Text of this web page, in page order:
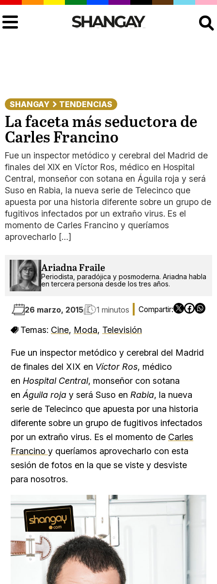
SHANGAY TENDENCIAS
La faceta más seductora de
Carles Francino
Fue un inspector metódico y cerebral del Madrid de
finales del XIX en Víctor Ros, médico en Hospital
Central, monseñor con sotana en Águila roja y será
Suso en Rabia, la nueva serie de Telecinco que
apuesta por una historia diferente sobre un grupo de
fugitivos infectados por un extraño virus. Es el
momento de Carles Francino y queríamos
aprovecharlo […]
Ariadna Fraile
Periodista, paradójica y posmoderna. Ariadna habla
en tercera persona desde los tres años.
26 marzo, 2015 1 minutos
Temas: Cine, Moda, Televisión
Fue un inspector metódico y cerebral del Madrid
de finales del XIX en Víctor Ros, médico
en Hospital Central, monseñor con sotana
en Águila roja y será Suso en Rabia, la nueva
serie de Telecinco que apuesta por una historia
diferente sobre un grupo de fugitivos infectados
por un extraño virus. Es el momento de Carles
Francino y queríamos aprovecharlo con esta
sesión de fotos en la que se viste y desviste
para nosotros.